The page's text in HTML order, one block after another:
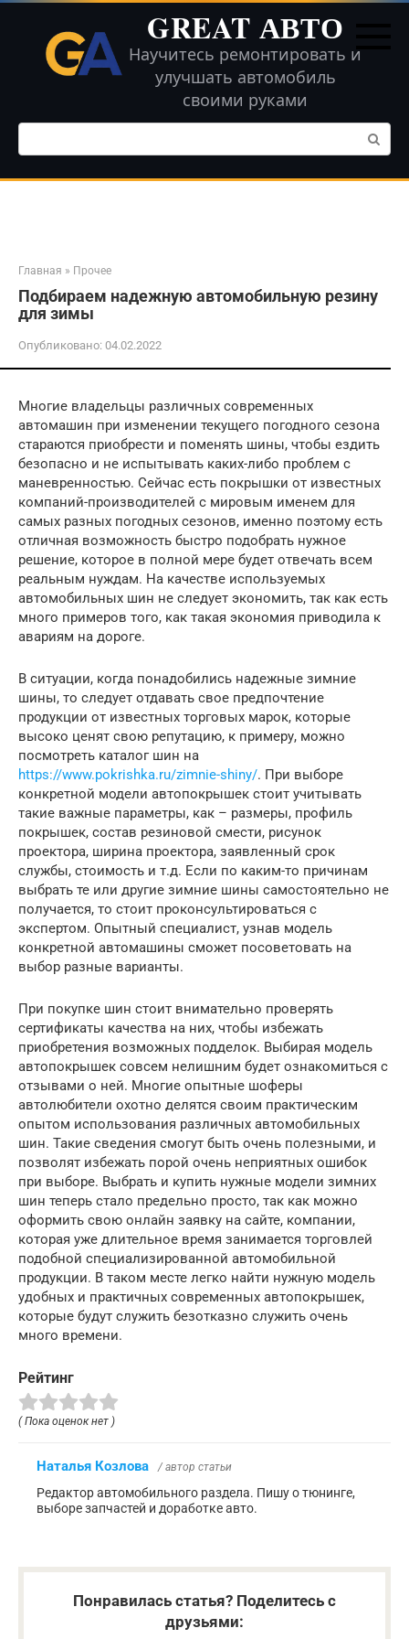
Перейти
контенту
GREAT АВТО
Научитесь ремонтировать и
улучшать автомобиль
своими руками
Поиск:
Главная » Прочее
Подбираем надежную автомобильную резину
для зимы
Опубликовано: 04.02.2022
Многие владельцы различных современных
автомашин при изменении текущего погодного сезона
стараются приобрести и поменять шины, чтобы ездить
безопасно и не испытывать каких-либо проблем с
маневренностью. Сейчас есть покрышки от известных
компаний-производителей с мировым именем для
самых разных погодных сезонов, именно поэтому есть
отличная возможность быстро подобрать нужное
решение, которое в полной мере будет отвечать всем
реальным нуждам. На качестве используемых
автомобильных шин не следует экономить, так как есть
много примеров того, как такая экономия приводила к
авариям на дороге.
В ситуации, когда понадобились надежные зимние
шины, то следует отдавать свое предпочтение
продукции от известных торговых марок, которые
высоко ценят свою репутацию, к примеру, можно
посмотреть каталог шин на
https://www.pokrishka.ru/zimnie-shiny/. При выборе
конкретной модели автопокрышек стоит учитывать
такие важные параметры, как – размеры, профиль
покрышек, состав резиновой смести, рисунок
проектора, ширина проектора, заявленный срок
службы, стоимость и т.д. Если по каким-то причинам
выбрать те или другие зимние шины самостоятельно не
получается, то стоит проконсультироваться с
экспертом. Опытный специалист, узнав модель
конкретной автомашины сможет посоветовать на
выбор разные варианты.
При покупке шин стоит внимательно проверять
сертификаты качества на них, чтобы избежать
приобретения возможных подделок. Выбирая модель
автопокрышек совсем нелишним будет ознакомиться с
отзывами о ней. Многие опытные шоферы
автолюбители охотно делятся своим практическим
опытом использования различных автомобильных
шин. Такие сведения смогут быть очень полезными, и
позволят избежать порой очень неприятных ошибок
при выборе. Выбрать и купить нужные модели зимних
шин теперь стало предельно просто, так как можно
оформить свою онлайн заявку на сайте, компании,
которая уже длительное время занимается торговлей
подобной специализированной автомобильной
продукции. В таком месте легко найти нужную модель
удобных и практичных современных автопокрышек,
которые будут служить безотказно служить очень
много времени.
Рейтинг
( Пока оценок нет )
Наталья Козлова / автор статьи
Редактор автомобильного раздела. Пишу о тюнинге,
выборе запчастей и доработке авто.
Понравилась статья? Поделитесь с
друзьями: